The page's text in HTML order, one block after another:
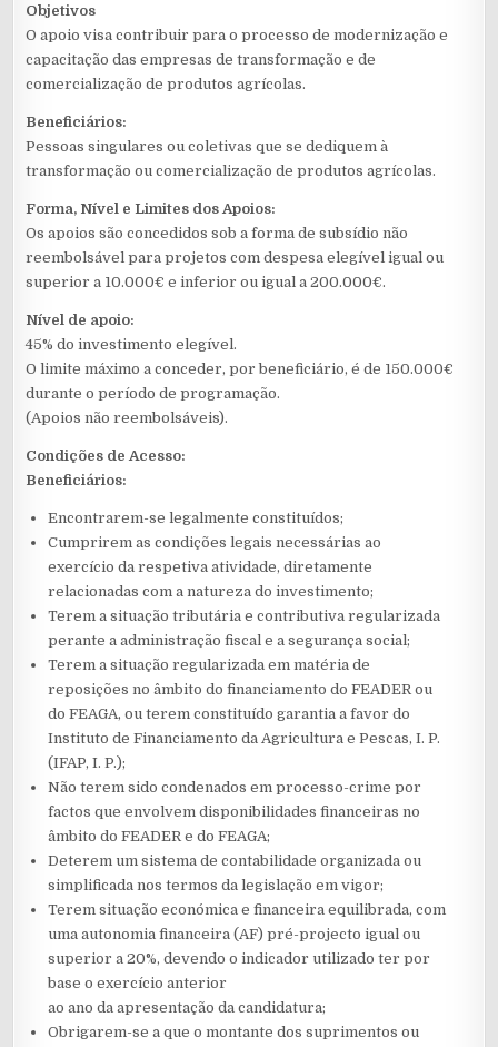
Objetivos
O apoio visa contribuir para o processo de modernização e
capacitação das empresas de transformação e de
comercialização de produtos agrícolas.
Beneficiários:
Pessoas singulares ou coletivas que se dediquem à
transformação ou comercialização de produtos agrícolas.
Forma, Nível e Limites dos Apoios:
Os apoios são concedidos sob a forma de subsídio não
reembolsável para projetos com despesa elegível igual ou
superior a 10.000€ e inferior ou igual a 200.000€.
Nível de apoio:
45% do investimento elegível.
O limite máximo a conceder, por beneficiário, é de 150.000€
durante o período de programação.
(Apoios não reembolsáveis).
Condições de Acesso:
Beneficiários:
Encontrarem-se legalmente constituídos;
Cumprirem as condições legais necessárias ao
exercício da respetiva atividade, diretamente
relacionadas com a natureza do investimento;
Terem a situação tributária e contributiva regularizada
perante a administração fiscal e a segurança social;
Terem a situação regularizada em matéria de
reposições no âmbito do financiamento do FEADER ou
do FEAGA, ou terem constituído garantia a favor do
Instituto de Financiamento da Agricultura e Pescas, I. P.
(IFAP, I. P.);
Não terem sido condenados em processo-crime por
factos que envolvem disponibilidades financeiras no
âmbito do FEADER e do FEAGA;
Deterem um sistema de contabilidade organizada ou
simplificada nos termos da legislação em vigor;
Terem situação económica e financeira equilibrada, com
uma autonomia financeira (AF) pré-projecto igual ou
superior a 20%, devendo o indicador utilizado ter por
base o exercício anterior
ao ano da apresentação da candidatura;
Obrigarem-se a que o montante dos suprimentos ou